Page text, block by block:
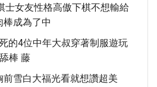
士女友性格高傲下棋不想輸給
成為了中
的4位中年大叔穿著制服遊玩
棒 藤
前雪白大福光看就想讚超美